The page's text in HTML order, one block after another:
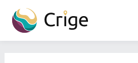
contenu